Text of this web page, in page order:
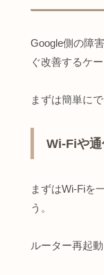
Google側の障
ぐ改善するケ
まずは簡単に
Wi-Fiや
まずはWi-Fiを
う。
ルーター再起